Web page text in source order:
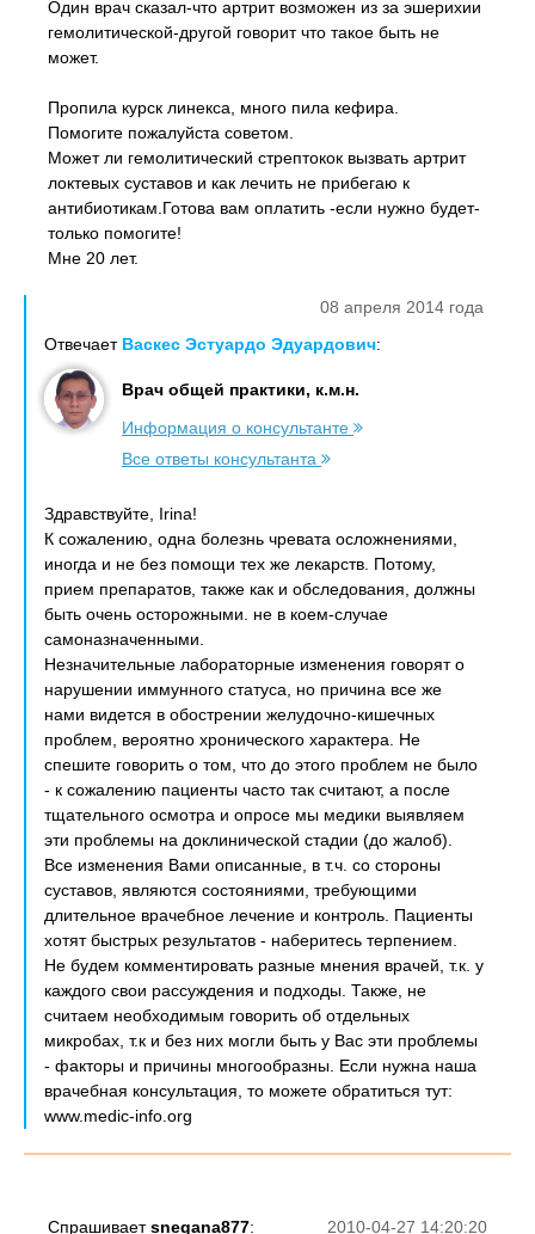
Один врач сказал-что артрит возможен из за эшерихии
гемолитической-другой говорит что такое быть не
может.
Пропила курск линекса, много пила кефира.
Помогите пожалуйста советом.
Может ли гемолитический стрептокок вызвать артрит
локтевых суставов и как лечить не прибегаю к
антибиотикам.Готова вам оплатить -если нужно будет-
только помогите!
Мне 20 лет.
08 апреля 2014 года
Отвечает Васкес Эстуардо Эдуардович:
Врач общей практики, к.м.н.
Информация о консультанте
Все ответы консультанта
Здравствуйте, Irina!
К сожалению, одна болезнь чревата осложнениями,
иногда и не без помощи тех же лекарств. Потому,
прием препаратов, также как и обследования, должны
быть очень осторожными. не в коем-случае
самоназначенными.
Незначительные лабораторные изменения говорят о
нарушении иммунного статуса, но причина все же
нами видется в обострении желудочно-кишечных
проблем, вероятно хронического характера. Не
спешите говорить о том, что до этого проблем не было
- к сожалению пациенты часто так считают, а после
тщательного осмотра и опросе мы медики выявляем
эти проблемы на доклинической стадии (до жалоб).
Все изменения Вами описанные, в т.ч. со стороны
суставов, являются состояниями, требующими
длительное врачебное лечение и контроль. Пациенты
хотят быстрых результатов - наберитесь терпением.
Не будем комментировать разные мнения врачей, т.к. у
каждого свои рассуждения и подходы. Также, не
считаем необходимым говорить об отдельных
микробах, т.к и без них могли быть у Вас эти проблемы
- факторы и причины многообразны. Если нужна наша
врачебная консультация, то можете обратиться тут:
www.medic-info.org
2010-04-27 14:20:20
Спрашиваетsnegana877: